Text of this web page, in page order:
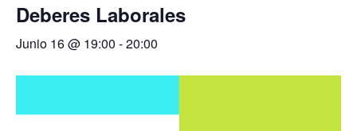
Deberes Laborales
Junio 16 @ 19:00 -20:00